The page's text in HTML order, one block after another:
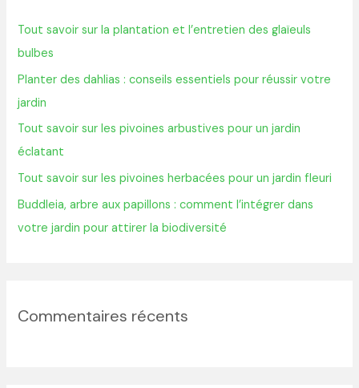
c
h
e
r
:
Tout savoir sur la plantation et l’entretien des glaïeuls
bulbes
Planter des dahlias : conseils essentiels pour réussir votre
jardin
Tout savoir sur les pivoines arbustives pour un jardin
éclatant
Tout savoir sur les pivoines herbacées pour un jardin fleuri
Buddleia, arbre aux papillons : comment l’intégrer dans
votre jardin pour attirer la biodiversité
Commentaires récents